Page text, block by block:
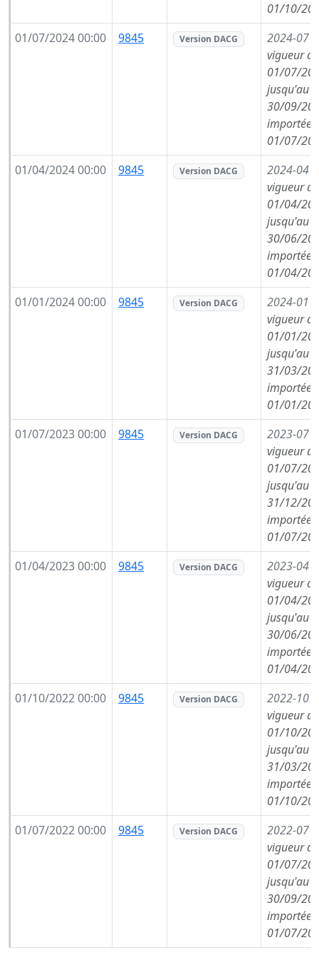
01/10/
01/07/2024 00:00
9845 Version DACG 2024-07
vigueur
01/07/
jusqu'au
30/09/
importée
01/07/
01/04/2024 00:00
9845 Version DACG 2024-04
vigueur
01/04/
jusqu'au
30/06/
importée
01/04/
01/01/2024 00:00
9845 Version DACG 2024-01
vigueur
01/01/
jusqu'au
31/03/
importée
01/01/
01/07/2023 00:00
9845 Version DACG 2023-07
vigueur
01/07/
jusqu'au
31/12/
importée
01/07/
01/04/2023 00:00
9845 Version DACG 2023-04
vigueur
01/04/
jusqu'au
30/06/
importée
01/04/
01/10/2022 00:00
9845 Version DACG 2022-10
vigueur
01/10/
jusqu'au
31/03/
importée
01/10/
01/07/2022 00:00
9845 Version DACG 2022-07
vigueur
01/07/
jusqu'au
30/09/
importée
01/07/